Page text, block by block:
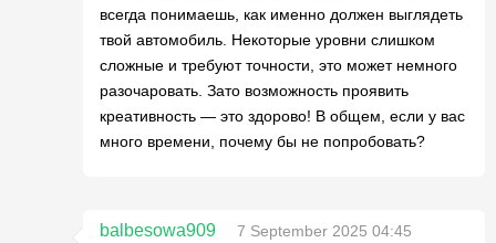
всегда понимаешь, как именно должен выглядеть
твой автомобиль. Некоторые уровни слишком
сложные и требуют точности, это может немного
разочаровать. Зато возможность проявить
креативность — это здорово! В общем, если у вас
много времени, почему бы не попробовать?
balbesowa909
7 September 2025 04:45